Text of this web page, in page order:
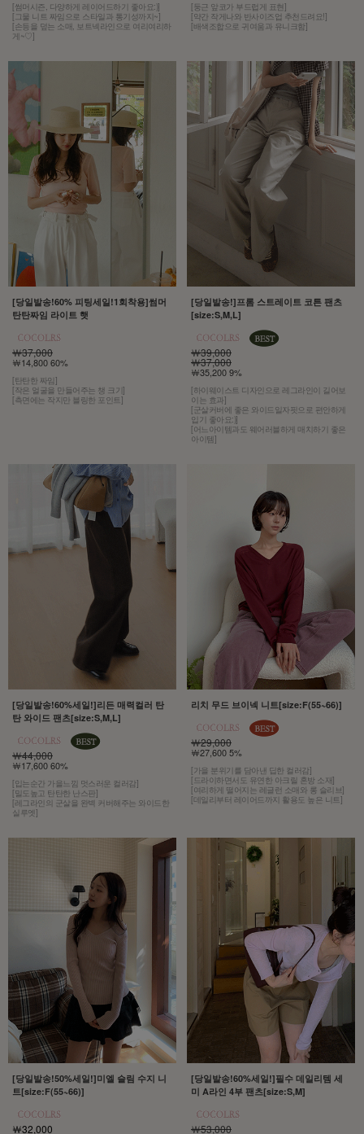
[썸머시즌, 다양하게 레이어드하기 좋아요:)]
[그물 니트 짜임으로 스타일과 통기성까지~]
[손등을 덮는 소매, 보트넥라인으로 여리여리하
게~♡]
[둥근 앞코가 부드럽게 표현]
[약간 작게나와 반사이즈업 추천드려요!]
[배색조합으로 귀여움과 유니크함]
[당일발송!60% 피팅세일!1회착용]썸머
탄탄짜임 라이트 햇
￦37,000
￦14,800 60%
[탄탄한 짜임]
[작은 얼굴을 만들어주는 챙 크기]
[측면에는 작지만 블링한 포인트]
[당일발송!]프롬 스트레이트 코튼 팬츠
[size:S,M,L]
￦39,000
￦37,000
￦35,200 9%
[하이웨이스트 디자인으로 레그라인이 길어보
이는 효과]
[군살커버에 좋은 와이드일자핏으로 편안하게
입기 좋아요:)]
[어느아이템과도 웨어러블하게 매치하기 좋은
아이템]
[당일발송!60%세일!]리든 매력컬러 탄
탄 와이드 팬츠[size:S,M,L]
￦44,000
￦17,600 60%
[입는순간 가을느낌 멋스러운 컬러감]
[밀도높고 탄탄한 난스판]
[레그라인의 군살을 완벽 커버해주는 와이드한
실루엣]
리치 무드 브이넥 니트[size:F(55~66)]
￦29,000
￦27,600 5%
[가을 분위기를 담아낸 딥한 컬러감]
[드라이하면서도 유연한 아크릴 혼방 소재]
[여리하게 떨어지는 레글런 소매와 롱 슬리브]
[데일리부터 레이어드까지 활용도 높은 니트]
[당일발송!50%세일!]미엘 슬림 수지 니
트[size:F(55~66)]
￦32,000
[당일발송!60%세일!]필수 데일리템 세
미 A라인 4부 팬츠[size:S,M]
￦53,000